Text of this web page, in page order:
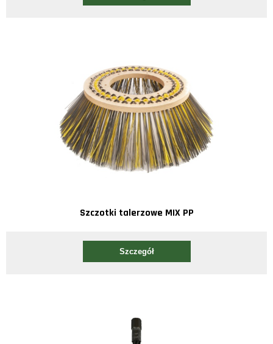
Szczotki talerzowe MIX PP
Szczegół